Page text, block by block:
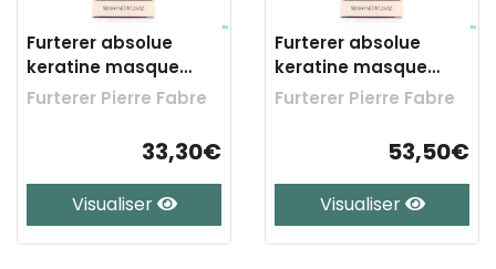
Furterer absolue
keratine masque
riche 100ml
Furterer Pierre Fabre
33,30€
Visualiser
Furterer absolue
keratine masque
riche 200ml
Furterer Pierre Fabre
53,50€
Visualiser